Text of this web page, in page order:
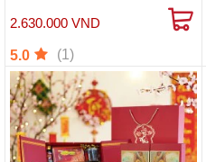
2.630.000 VND
5.0 (1)